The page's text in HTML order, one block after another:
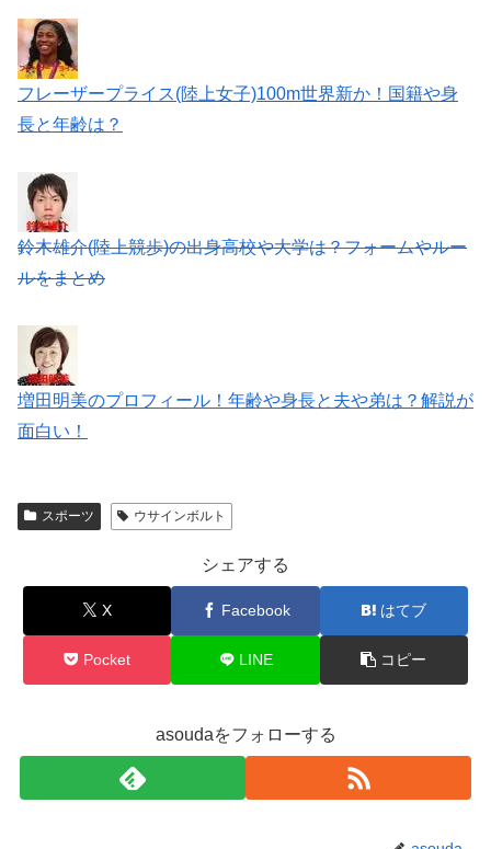
フレーザープライス(陸上女子)100m世界新か！国籍や身
長と年齢は？
鈴木雄介(陸上競歩)の出身高校や大学は？フォームやルー
ルをまとめ
増田明美のプロフィール！年齢や身長と夫や弟は？解説が
面白い！
スポーツ ウサインボルト
シェアする
X Facebook はてブ
Pocket LINE コピー
asoudaをフォローする